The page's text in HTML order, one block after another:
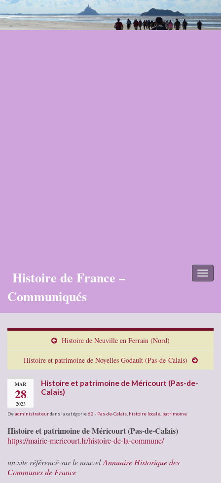
Histoire de France –
Communiqués
Histoire de Neuville en Ferrain (Nord)
Histoire et patrimoine de Noyelles Godault (Pas-de-Calais)
MAR
28
2023
Histoire et patrimoine de Méricourt (Pas-de-
Calais)
Deadministrateurdans la catégorie62 - Pas-de-Calais histoire locale patrimoine
Histoire et patrimoine de Méricourt (Pas-de-Calais)
https://mairie-mericourt.fr/histoire-de-la-commune/
un site référencé sur le nouvelAnnuaire Historique des
Communes de France